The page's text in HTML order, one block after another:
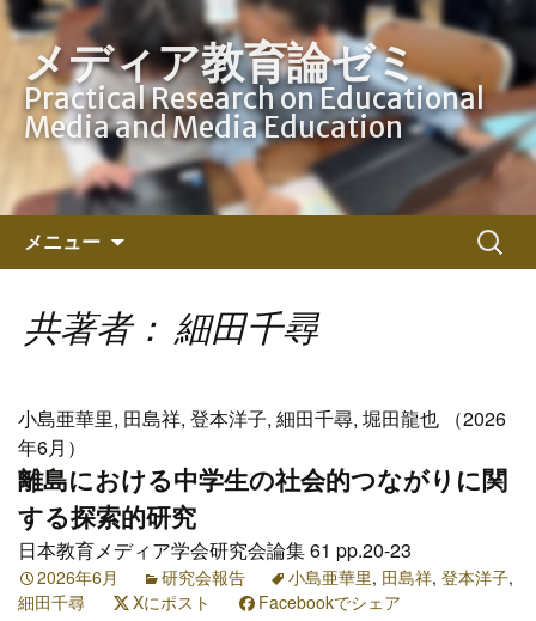
メディア教育論ゼミ
Practical Research on Educational
Media and Media Education
メニュー
ン
ツ
キ
プ
検
索:
共著者： 細田千尋
小島亜華里, 田島祥, 登本洋子, 細田千尋, 堀田龍也 （2026
年6月）
離島における中学生の社会的つながりに関
する探索的研究
日本教育メディア学会研究会論集 61 pp.20-23
2026年6月 研究会報告 小島亜華里, 田島祥, 登本洋子,
細田千尋
Xにポスト Facebookでシェア